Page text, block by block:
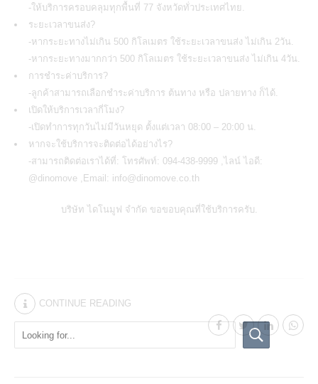
-ให้บริการครอบคลุมทุกพื้นที่ 77 จังหวัดทั่วประเทศไทย.
ระยะเวลาขนส่ง?
-หากระยะทางไม่เกิน 500 กิโลเมตร ใช้ระยะเวลาขนส่ง ไม่เกิน 2วัน.
-หากระยะทางมากกว่า 500 กิโลเมตร ใช้ระยะเวลาขนส่ง ไม่เกิน 4วัน.
การชำระค่าบริการ?
-ลูกค้าสามารถเลือกชำระค่าบริการ ต้นทาง หรือ ปลายทาง ก็ได้.
เปิดให้บริการเวลากี่โมง?
-เปิดทำการทุกวันไม่มีวันหยุด ตั้งแต่เวลา 08:00 – 20:00 น.
หากจะใช้บริการจะติดต่อได้อย่างไร?
-สามารถติดต่อเราได้ที่: โทรศัพท์: 094-438-9999 ,ไลน์ ไอดี:
@dinomove ,Email: info@dinomove.co.th
บริษัท ไดโนมูฟ จำกัด ขอขอบคุณที่ใช้บริการครับ.
CONTINUE READING